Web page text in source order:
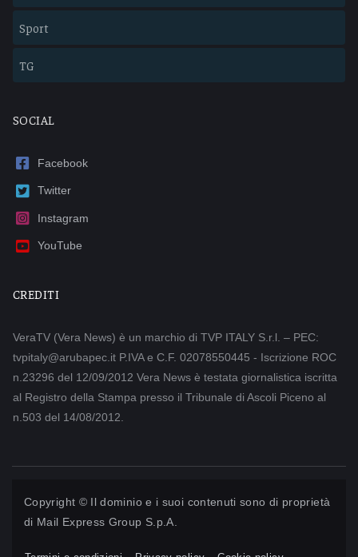
Sport
TG
SOCIAL
Facebook
Twitter
Instagram
YouTube
CREDITI
VeraTV (Vera News) è un marchio di TVP ITALY S.r.l. – PEC:
tvpitaly@arubapec.it P.IVA e C.F. 02078550445 - Iscrizione ROC
n.23296 del 12/09/2012 Vera News è testata giornalistica iscritta
al Registro della Stampa presso il Tribunale di Ascoli Piceno al
n.503 del 14/08/2012.
Copyright © Il dominio e i suoi contenuti sono di proprietà
di Mail Express Group S.p.A.